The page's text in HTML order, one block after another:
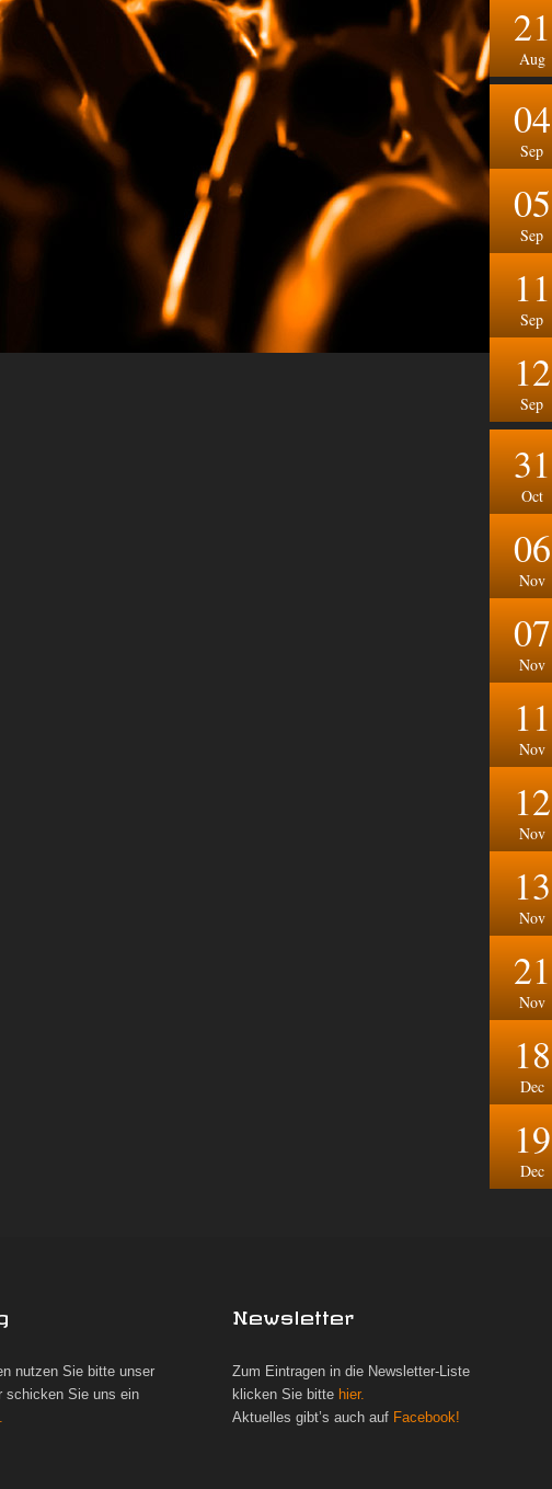
21
Aug
04
Sep
05
Sep
11
Sep
12
Sep
31
Oct
06
Nov
07
Nov
11
Nov
12
Nov
13
Nov
21
Nov
18
Dec
19
Dec
nutzen Sie bitte unser
schicken Sie uns ein
Newsletter
Zum Eintragen in die Newsletter-Liste
klicken Sie bitte hier.
Aktuelles gibt’s auch auf Facebook!